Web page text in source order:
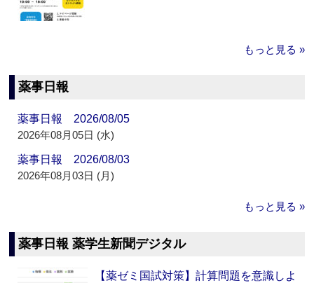
もっと見る »
薬事日報
薬事日報 2026/08/05
2026年08月05日 (水)
薬事日報 2026/08/03
2026年08月03日 (月)
もっと見る »
薬事日報 薬学生新聞デジタル
【薬ゼミ国試対策】計算問題を意識しよ